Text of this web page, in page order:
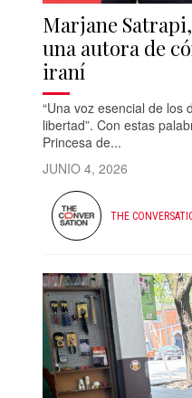
Marjane
una autora de
iraní
“Una voz esencial de los
libertad”. Con estas
Princesa de...
JUNIO 4, 2026
THE